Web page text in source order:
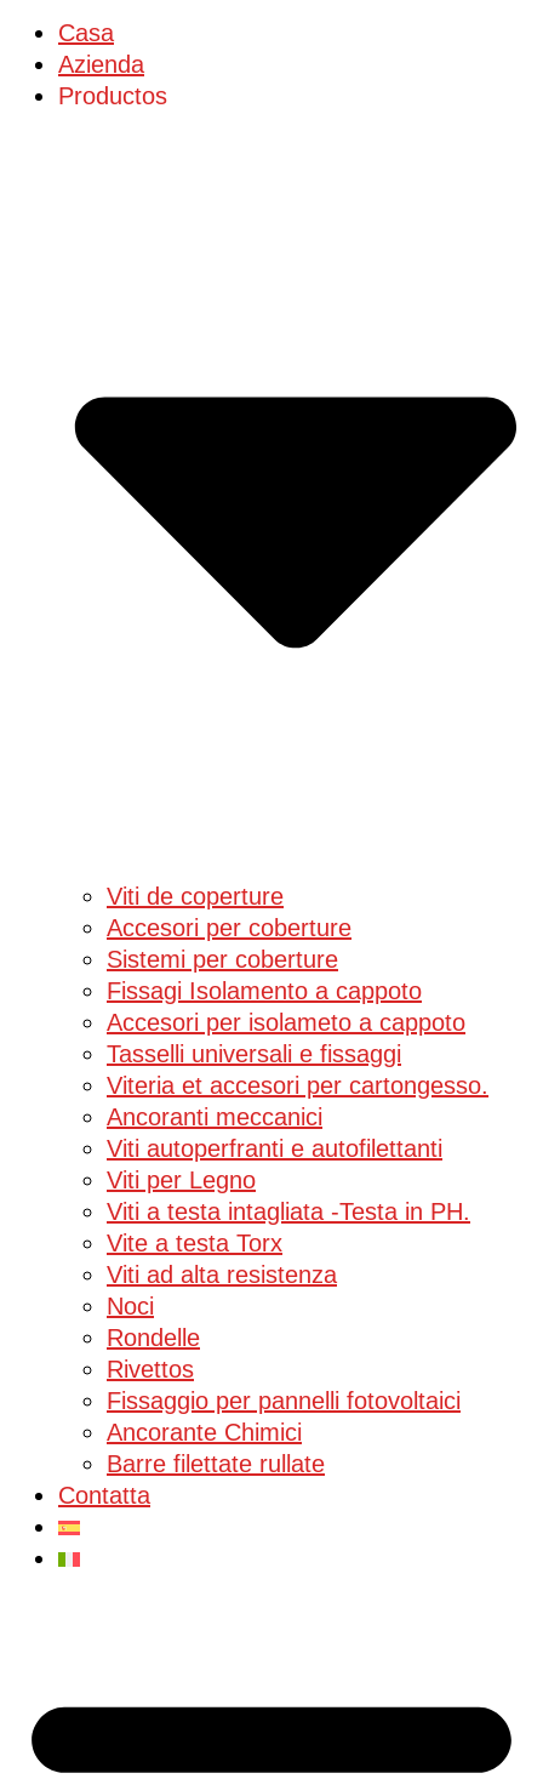
Casa
Azienda
Productos
Viti de coperture
Accesori per coberture
Sistemi per coberture
Fissagi Isolamento a cappoto
Accesori per isolameto a cappoto
Tasselli universali e fissaggi
Viteria et accesori per cartongesso.
Ancoranti meccanici
Viti autoperfranti e autofilettanti
Viti per Legno
Viti a testa intagliata -Testa in PH.
Vite a testa Torx
Viti ad alta resistenza
Noci
Rondelle
Rivettos
Fissaggio per pannelli fotovoltaici
Ancorante Chimici
Barre filettate rullate
Contatta